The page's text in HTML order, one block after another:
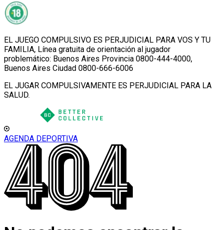
EL JUEGO COMPULSIVO ES PERJUDICIAL PARA VOS Y TU
FAMILIA, Línea gratuita de orientación al jugador
problemático: Buenos Aires Provincia 0800-444-4000,
Buenos Aires Ciudad 0800-666-6006
EL JUGAR COMPULSIVAMENTE ES PERJUDICIAL PARA LA
SALUD.
AGENDA DEPORTIVA